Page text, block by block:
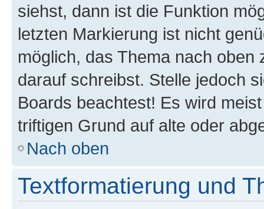
siehst, dann ist die Funktion
letzten Markierung ist nicht
möglich, das Thema nach oben
darauf schreibst. Stelle jedoch
Boards beachtest! Es wird
triftigen Grund auf alte oder
Nach oben
Textformatierung und